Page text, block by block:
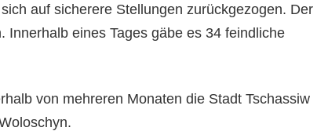
auf sicherere Stellungen zurückgezogen. Der
Innerhalb eines Tages gäbe es 34 feindliche
von mehreren Monaten die Stadt Tschassiw